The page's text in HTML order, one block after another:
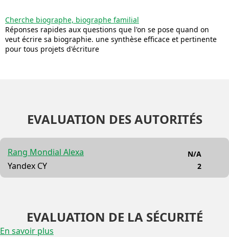
Cherche biographe, biographe familial
Réponses rapides aux questions que l'on se pose quand on
veut écrire sa biographie. une synthèse efficace et pertinente
pour tous projets d'écriture
EVALUATION DES AUTORITÉS
Rang Mondial Alexa
Yandex CY
N/A
2
EVALUATION DE LA SÉCURITÉ
En savoir plus